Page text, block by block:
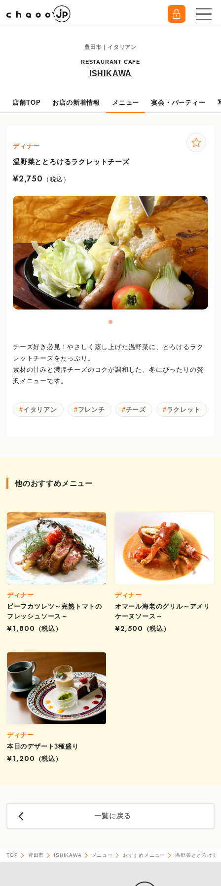
豊田市｜イタリアン
RESTAURANT CAFE
ISHIKAWA
店舗TOP お店の新着情報 メニュー 宴会・パーティー
ディナー
温野菜ととろけるラクレットチーズ
¥2,750 （税込）
チーズ好き必見！やさしく蒸し上げた温野菜に、とろけるラク
レットチーズをたっぷり。
素材の甘みと濃厚チーズのコクが調和した、冬にぴったりの贅
沢メニューです。
イタリアン フレンチ チーズ ラクレット
他のおすすめメニュー
ディナー
ビーフカツレツ～完熟トマトの
フレッシュソース～
¥1,800
（税込）
ディナー
オマール海老のグリル～アメリ
ケーヌソース～
¥2,500
（税込）
ディナー
本日のデザート3種盛り
¥1,200
（税込）
一覧に戻る
TOP 豊田市 ISHIKAWA メニュー おすすめメニュー 温野菜ととろける